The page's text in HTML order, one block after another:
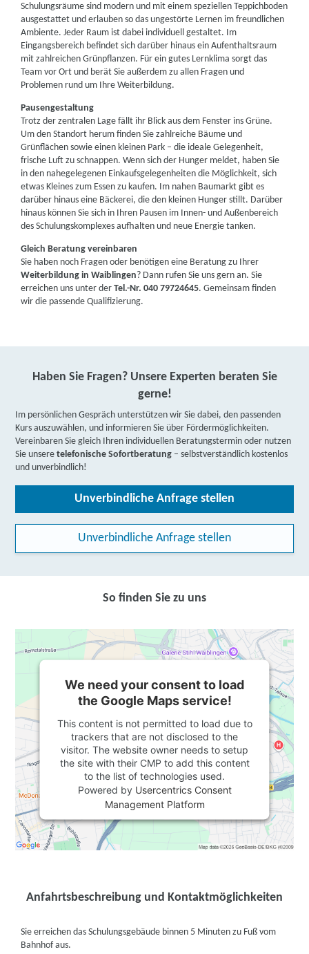
Schulungsräume sind modern und mit einem speziellen Teppichboden
ausgestattet und erlauben so das ungestörte Lernen im freundlichen
Ambiente. Jeder Raum ist dabei individuell gestaltet. Im
Eingangsbereich befindet sich darüber hinaus ein Aufenthaltsraum
mit zahlreichen Grünpflanzen. Für ein gutes Lernklima sorgt das
Team vor Ort und berät Sie außerdem zu allen Fragen und
Problemen rund um Ihre Weiterbildung.
Pausengestaltung
Trotz der zentralen Lage fällt ihr Blick aus dem Fenster ins Grüne.
Um den Standort herum finden Sie zahlreiche Bäume und
Grünflächen sowie einen kleinen Park – die ideale Gelegenheit,
frische Luft zu schnappen. Wenn sich der Hunger meldet, haben Sie
in den nahegelegenen Einkaufsgelegenheiten die Möglichkeit, sich
etwas Kleines zum Essen zu kaufen. Im nahen Baumarkt gibt es
darüber hinaus eine Bäckerei, die den kleinen Hunger stillt. Darüber
hinaus können Sie sich in Ihren Pausen im Innen- und Außenbereich
des Schulungskomplexes aufhalten und neue Energie tanken.
Gleich Beratung vereinbaren
Sie haben noch Fragen oder benötigen eine Beratung zu Ihrer
Weiterbildung in Waiblingen? Dann rufen Sie uns gern an. Sie
erreichen uns unter derTel.-Nr. 040 79724645. Gemeinsam finden
wir die passende Qualifizierung.
Haben Sie Fragen? Unsere Experten beraten Sie
gerne!
Im persönlichen Gespräch unterstützen wir Sie dabei, den passenden
Kurs auszuwählen, und informieren Sie über Fördermöglichkeiten.
Vereinbaren Sie gleich Ihren individuellen Beratungstermin oder nutzen
Sie unseretelefonische Sofortberatung – selbstverständlich kostenlos
und unverbindlich!
Unverbindliche Anfrage stellen
Unverbindliche Anfrage stellen
So finden Sie zu uns
We need your consent to load
the Google Maps service!
This content is not permitted to load due to
trackers that are not disclosed to the
visitor. The website owner needs to setup
the site with their CMP to add this content
to the list of technologies used.
Powered by Usercentrics Consent
Management Platform
Anfahrtsbeschreibung und Kontaktmöglichkeiten
Sie erreichen das Schulungsgebäude binnen 5 Minuten zu Fuß vom
Bahnhof aus.